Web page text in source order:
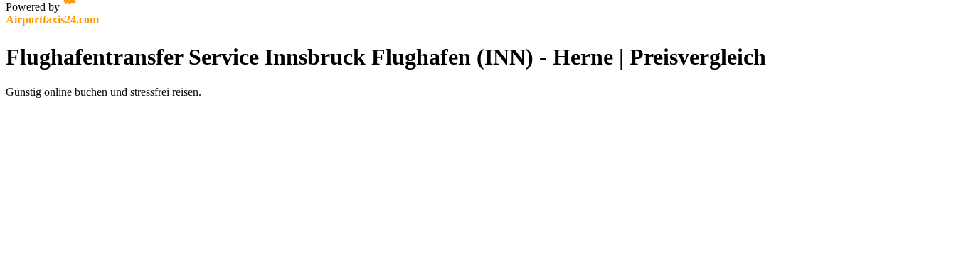
Powered by
Airporttaxis24.com
Flughafentransfer Service Innsbruck Flughafen (INN) - Herne | Preisvergleich
Günstig online buchen und stressfrei reisen.